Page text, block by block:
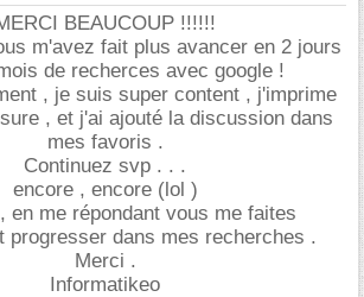
BEAUCOUP !!!!!!
m'avez fait plus avancer en 2 jours
de recherces avec google !
, je suis super content , j'imprime
, et j'ai ajouté la discussion dans
mes favoris .
Continuez svp . . .
encore , encore (lol )
en me répondant vous me faites
progresser dans mes recherches .
Merci .
Informatikeo